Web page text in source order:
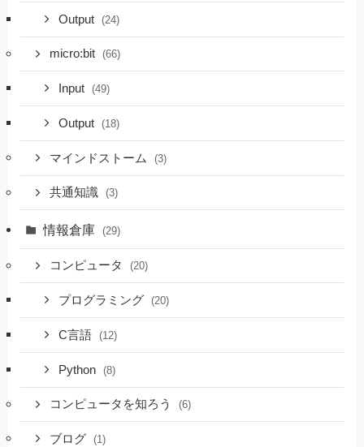
Output (24)
micro:bit (66)
Input (49)
Output (18)
マインドストーム (3)
共通知識 (3)
情報倉庫 (29)
コンピュータ (20)
プログラミング (20)
C言語 (12)
Python (8)
コンピュータを知ろう (6)
ブログ (1)